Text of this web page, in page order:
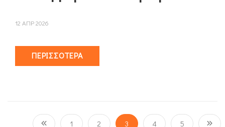
12 ΑΠΡ 2026
ΠΕΡΙΣΣΌΤΕΡΑ
1 2 3 4 5